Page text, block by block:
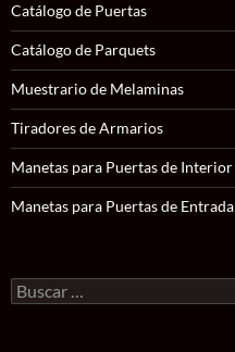
Catálogo de Puertas
Catálogo de Parquets
Muestrario de Melaminas
Tiradores de Armarios
Manetas para Puertas de Interior
Manetas para Puertas de Entrada
Buscar: